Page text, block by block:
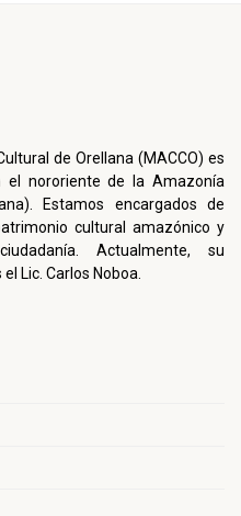
de Orellana (MACCO) es
el nororiente de la Amazonía
Estamos encargados de
cultural amazónico y
Actualmente, su
Lic. Carlos Noboa.